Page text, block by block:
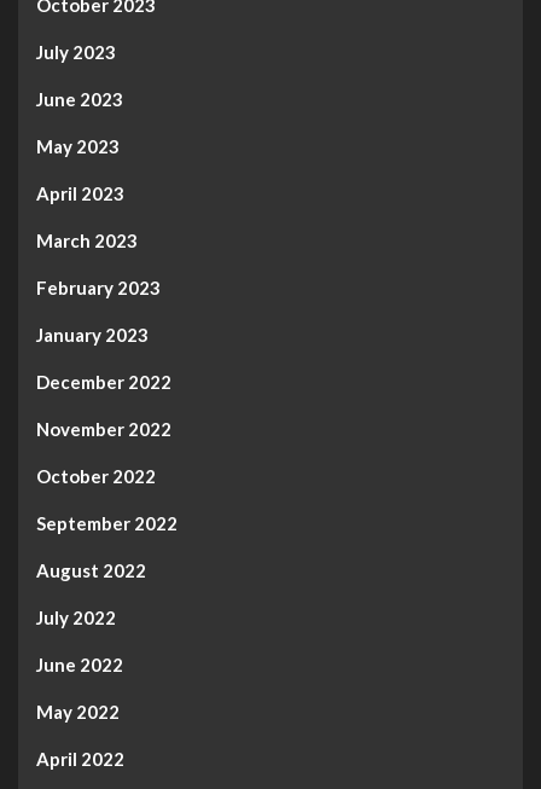
October 2023
July 2023
June 2023
May 2023
April 2023
March 2023
February 2023
January 2023
December 2022
November 2022
October 2022
September 2022
August 2022
July 2022
June 2022
May 2022
April 2022